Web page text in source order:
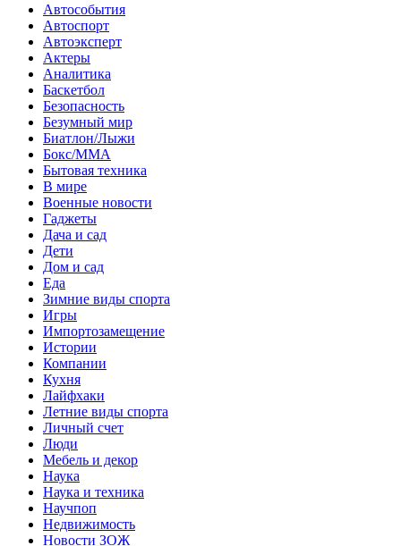
Автособытия
Автоспорт
Автоэксперт
Актеры
Аналитика
Баскетбол
Безопасность
Безумный мир
Биатлон/Лыжи
Бокс/MMA
Бытовая техника
В мире
Военные новости
Гаджеты
Дача и сад
Дети
Дом и сад
Еда
Зимние виды спорта
Игры
Импортозамещение
Истории
Компании
Кухня
Лайфхаки
Летние виды спорта
Личный счет
Люди
Мебель и декор
Наука
Наука и техника
Научпоп
Недвижимость
Новости ЗОЖ